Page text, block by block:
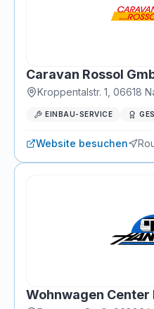
Caravan Rossol
Kroppentalstr. 1 06618
EINBAU-SERVICE
Website besuchen
Wohnwagen Center